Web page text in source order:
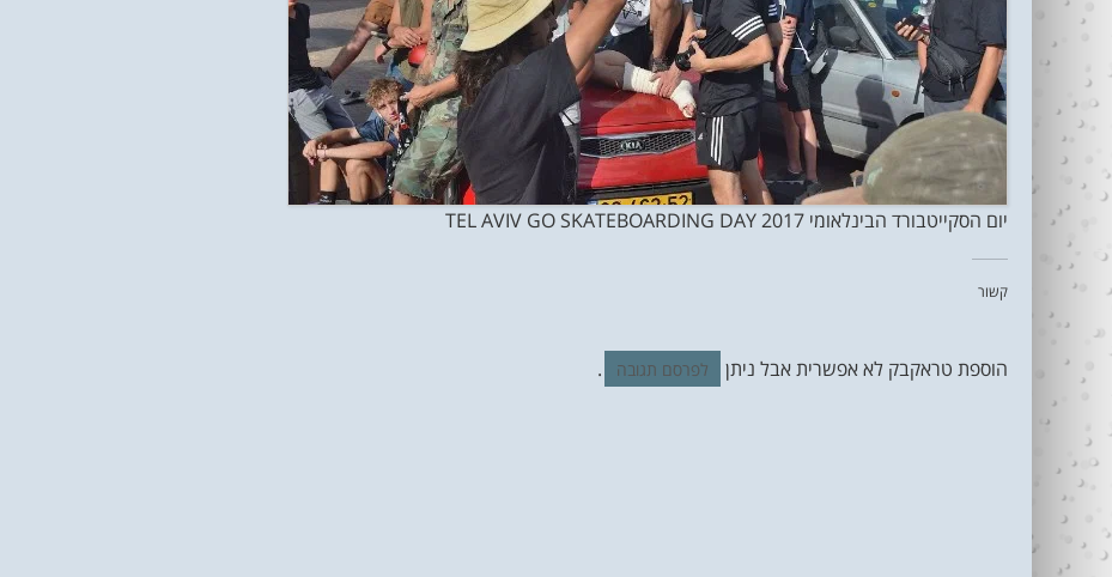
יום הסקייטבורד הבינלאומי TEL AVIV GO SKATEBOARDING DAY 2017
קשור
הוספת טראקבק לא אפשרית אבל ניתן לפרסם תגובה .